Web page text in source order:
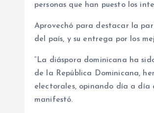
personas que han puesto los
Aprovechó para destacar la
del país, y su entrega por los
“La diáspora dominicana ha
de la República Dominicana,
electorales, opinando día a día
manifestó.